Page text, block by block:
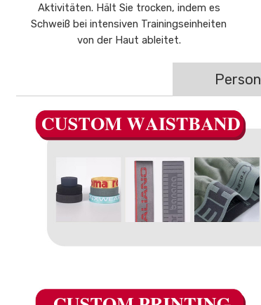
Aktivitäten. Hält Sie trocken, indem es
Schweiß bei intensiven Trainingseinheiten
von der Haut ableitet.